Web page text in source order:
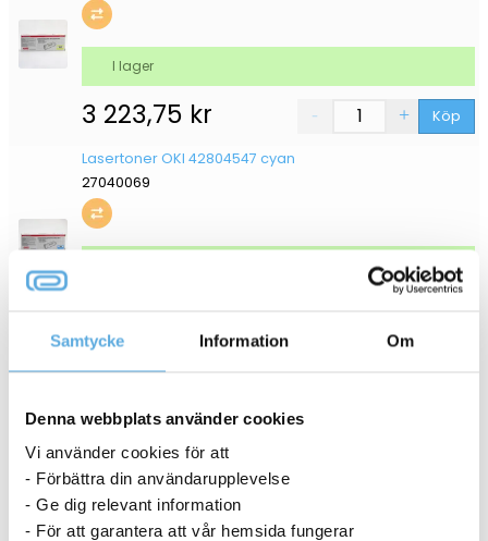
Samtycke Information Om
Denna webbplats använder cookies
Vi använder cookies för att
- Förbättra din användarupplevelse
- Ge dig relevant information
- För att garantera att vår hemsida fungerar
3 223,75 kr Köp
I lager
Lasertoner OKI 42804547 cyan
27040069
3 411,25kr
I lager